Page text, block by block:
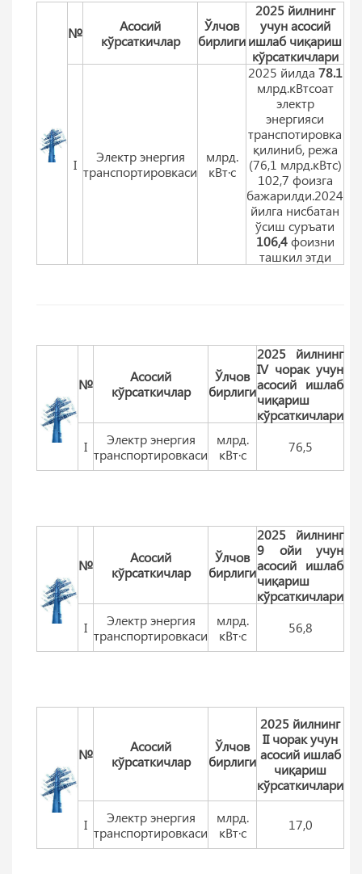
№
Aсосий
кўрсаткичлар
Ўлчов
бирлиги
2025 йилнинг
учун асосий
ишлаб чиқариш
кўрсаткичлари
I
Электр энергия
транспортировкаси
млрд.
кВт·с
2025 йилда 78.1
млрд.кВтсоат
электр
энергияси
транспотировка
қилиниб, режа
(76,1 млрд.кВтс)
102,7 фоизга
бажарилди.2024
йилга нисбатан
ўсиш суръати
106,4фоизни
ташкил этди
№
Aсосий
кўрсаткичлар
Ўлчов
бирлиги
2025 йилнинг
IV чорак учун
асосий ишлаб
чиқариш
кўрсаткичлари
I
Электр энергия
транспортировкаси
млрд.
кВт·с
76,5
№
Aсосий
кўрсаткичлар
Ўлчов
бирлиги
2025 йилнинг
9 ойи учун
асосий ишлаб
чиқариш
кўрсаткичлари
I
Электр энергия
транспортировкаси
млрд.
кВт·с
56,8
№
Aсосий
кўрсаткичлар
Ўлчов
бирлиги
2025 йилнинг
II чорак учун
асосий ишлаб
чиқариш
кўрсаткичлари
I
Электр энергия
транспортировкаси
млрд.
кВт·с
17,0